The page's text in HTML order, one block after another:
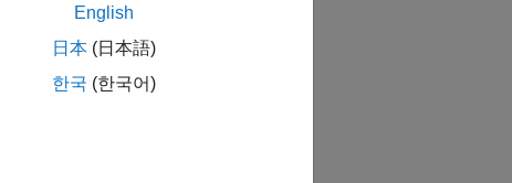
English
日本 (日本語)
한국 (한국어)